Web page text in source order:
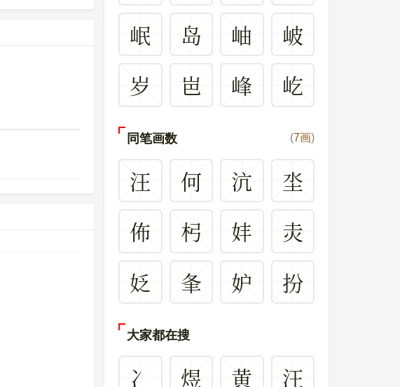
岷
岛 岫
岥
岁
岜 峰 屹
同笔画数 (7画)
汪 何 沆
坔
佈
杛 妦
灻
姂
夆 妒 扮
大家都在搜
冫 煜 黄 汪